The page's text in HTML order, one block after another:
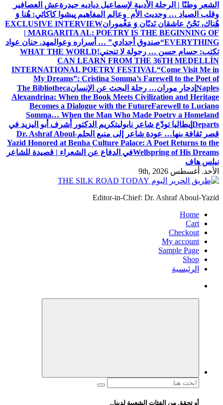
الشعر وطنًا | الرحلة الأدبية لإسماعيل دياديه حيدرةعش العصافير
وقلب الصياد … وحديث الأم وعالم المفاهيم پیشوا کاکائي: هُنا وَ
هُناك، نَحْنُ عاشقان نَديّان وَ مَغْمورانEXCLUSIVE INTERVIEW
| MARGARITA AL: POETRY IS THE BEGINNING OF
EVERYTHING“صندوق أجدادي” … أسراره وعوالمهد. حنان عواد
تكتب: حسام حسن … رجولة لا تنحني!WHAT THE WORLD
CAN LEARN FROM THE 36TH MEDELLÍN
INTERNATIONAL POETRY FESTIVAL“Come Visit Me in
My Dreams”: Cristina Somma’s Farewell to the Poet of
Naples إدجار موران… رحلة البحث عن الإنسانThe Bibliotheca
Alexandrina: When the Book Meets Civilization and Heritage
Becomes a Dialogue with the FutureFarewell to Luciano
Somma… When the Man Who Made Poetry a Homeland
Departs إيطاليا تودّع شاعر نابوليتكريم الدكتور أشرف أبو اليزيد في
قصر ثقافة بنها… عودة شاعر إلى منبع الحلمDr. Ashraf Aboul-
Yazid Honored at Benha Culture Palace: A Poet Returns to the
Wellspring of His Dreamsفي الدفاع عن الشعراء | قصيدة للشاعر
نيلس هاف
الأحد. أغسطس 9th, 2026
Editor-in-Chief: Dr. Ashraf Aboul-Yazid
Home
Cart
Checkout
My account
Sample Page
Shop
الرئيسية
البحث
أو تحقق من الفئات الشعبية لدينا...